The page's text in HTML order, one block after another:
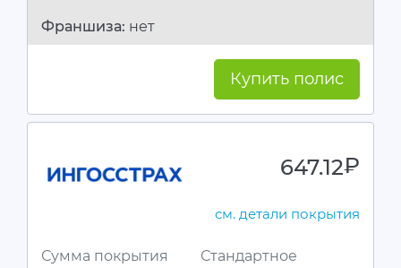
Франшиза: нет
Купить полис
647.12руб.
см. детали покрытия
Сумма покрытия
Стандартное